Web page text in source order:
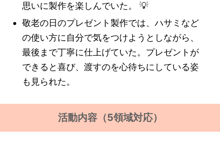
思いに製作を楽しんでいた。 💡
敬老の日のプレゼント製作では、ハサミなど
の使い方に自分で気をつけようとしながら、
最後まで丁寧に仕上げていた。プレゼントが
できると喜び、渡すのを心待ちにしている姿
も見られた。
活動内容（5領域対応）